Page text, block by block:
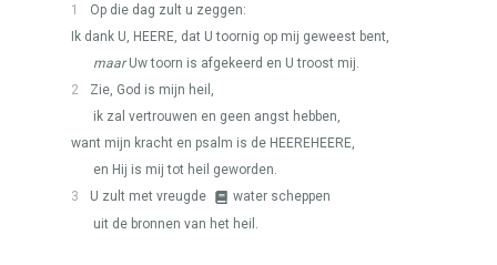
1
Op die dag zult u zeggen:
Ik dank U, HEERE, dat U toornig op mij geweest bent,
maarUw toorn is afgekeerd en U troost mij.
2
Zie, God is mijn heil,
ik zal vertrouwen en geen angst hebben,
want mijn kracht en psalm is de HEEREHEERE,
en Hij is mij tot heil geworden.
3
U zult met vreugde
water scheppen
uit de bronnen van het heil.